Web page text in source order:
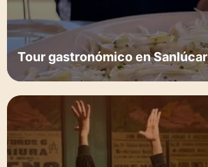
Tour gastronómico en Sanlúcar